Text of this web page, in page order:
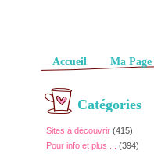
Pages
Accueil Ma
Catégories
Sites à découvrir (415)
Pour info et plus ...
(394)